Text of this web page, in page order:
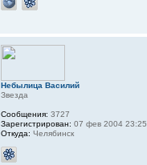
Небылица Василий
Звезда
Сообщения: 3727
Зарегистрирован: 07 фев 2004 23:25
Откуда: Челябинск